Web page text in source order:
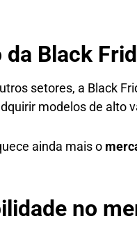
da Black
setores, a Black
modelos de alto
ainda mais o
no